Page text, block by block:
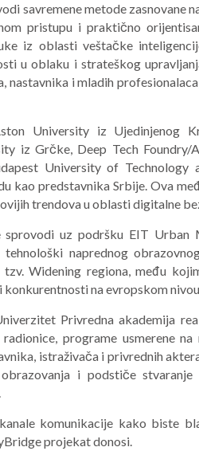
savremene metode
pristupu i praktično
iz oblasti veštačke
u oblaku i strateškog
nastavnika i mladih
University iz Ujedinjenog
iz Grčke, Deep Tech
University of
kao predstavnika Srbije. Ova
trendova u oblasti digitalne
sprovodi uz podršku EIT Urban
naprednog
tzv. Widening regiona, među
konkurentnosti na evropskom
Privredna akademija
programe usmerene
istraživača i privrednih
i podstiče
komunikacije kako biste
projekat donosi.